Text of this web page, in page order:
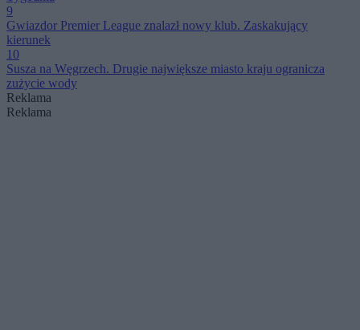
9
Gwiazdor Premier League znalazł nowy klub. Zaskakujący
kierunek
10
Susza na Węgrzech. Drugie największe miasto kraju ogranicza
zużycie wody
Reklama
Reklama